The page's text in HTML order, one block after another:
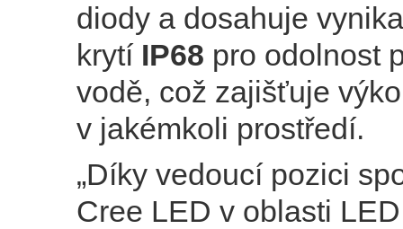
diody a dosahuje
krytí IP68 pro odolnost
vodě, což zajišťuje
v jakémkoli prostředí.
„Díky vedoucí pozici
Cree LED v oblasti